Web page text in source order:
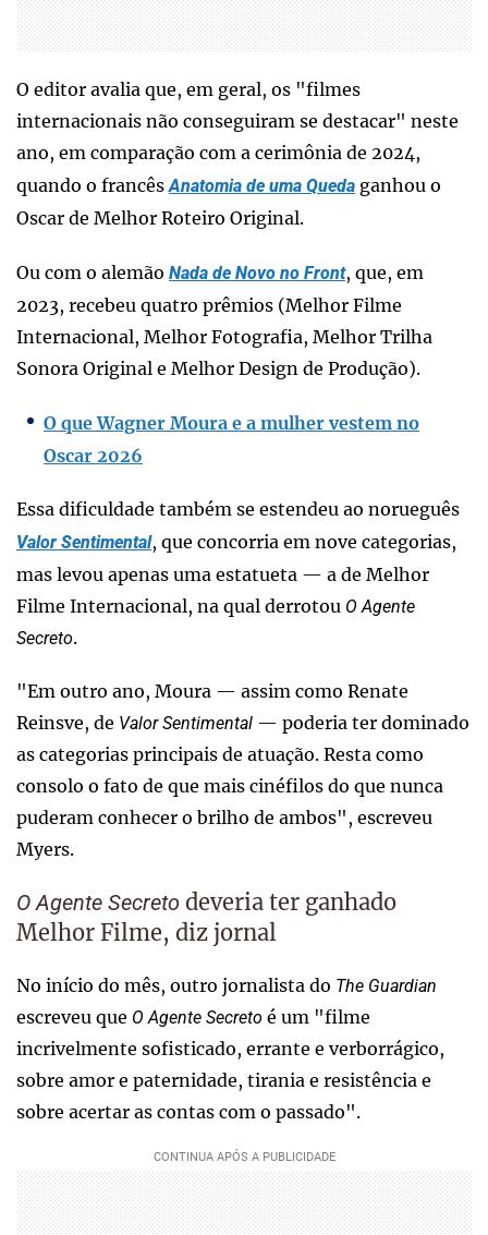
O editor avalia que, em geral, os "filmes
internacionais não conseguiram se destacar" neste
ano, em comparação com a cerimônia de 2024,
quando o francêsAnatomia de uma Queda ganhou o
Oscar de Melhor Roteiro Original.
Ou com o alemão Nada de Novo no Front, que, em
2023, recebeu quatro prêmios (Melhor Filme
Internacional, Melhor Fotografia, Melhor Trilha
Sonora Original e Melhor Design de Produção).
O que Wagner Moura e a mulher vestem no
Oscar 2026
Essa dificuldade também se estendeu ao norueguês
Valor Sentimental, que concorria em nove categorias,
mas levou apenas uma estatueta — a de Melhor
Filme Internacional, na qual derrotou O Agente
Secreto.
"Em outro ano, Moura — assim como Renate
Reinsve, de Valor Sentimental — poderia ter dominado
as categorias principais de atuação. Resta como
consolo o fato de que mais cinéfilos do que nunca
puderam conhecer o brilho de ambos", escreveu
Myers.
O Agente Secreto deveria ter ganhado
Melhor Filme, diz jornal
No início do mês, outro jornalista do The Guardian
escreveu que O Agente Secreto é um "filme
incrivelmente sofisticado, errante e verborrágico,
sobre amor e paternidade, tirania e resistência e
sobre acertar as contas com o passado".